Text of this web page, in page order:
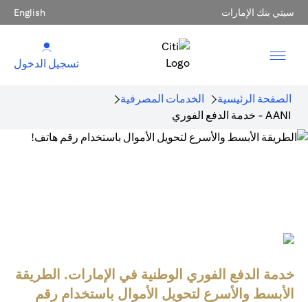
سيتي بنك الإمارات English
تسجيل الدخول
الصفحة الرئيسية
الخدمات المصرفية
AANI - خدمة الدفع الفوري
خدمة الدفع الفوري الوطنية في الإمارات. الطريقة
الأبسط والأسرع لتحويل الأموال باستخدام رقم